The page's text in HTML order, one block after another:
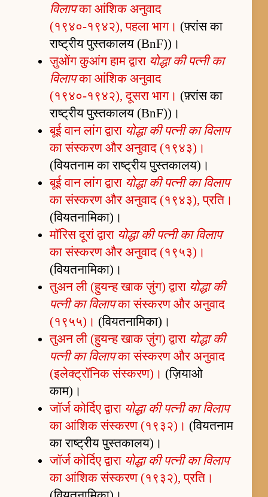
विलापका आंशिक अनुवाद
(१९४०-१९४२), पहला भाग। (फ़्रांस का
राष्ट्रीय पुस्तकालय (BnF))।
ज़ुओंग कुआंग हाम द्वारा योद्धा की पत्नी का
विलापका आंशिक अनुवाद
(१९४०-१९४२), दूसरा भाग। (फ़्रांस का
राष्ट्रीय पुस्तकालय (BnF))।
बूई वान लांग द्वारा योद्धा की पत्नी का विलाप
का संस्करण और अनुवाद (१९४३)।
(वियतनाम का राष्ट्रीय पुस्तकालय)।
बूई वान लांग द्वारा योद्धा की पत्नी का विलाप
का संस्करण और अनुवाद (१९४३), प्रति।
(वियतनामिका)।
मॉरिस दूरां द्वारा योद्धा की पत्नी का विलाप
का संस्करण और अनुवाद (१९५३)।
(वियतनामिका)।
तुअन ली (हुयन्ह खाक ज़ुंग) द्वारा योद्धा की
पत्नी का विलापका संस्करण और अनुवाद
(१९५५)। (वियतनामिका)।
तुअन ली (हुयन्ह खाक ज़ुंग) द्वारा योद्धा की
पत्नी का विलापका संस्करण और अनुवाद
(इलेक्ट्रॉनिक संस्करण)। (ज़ियाओ
काम)।
जॉर्ज कोर्दिए द्वारा योद्धा की पत्नी का विलाप
का आंशिक संस्करण (१९३२)। (वियतनाम
का राष्ट्रीय पुस्तकालय)।
जॉर्ज कोर्दिए द्वारा योद्धा की पत्नी का विलाप
का आंशिक संस्करण (१९३२), प्रति।